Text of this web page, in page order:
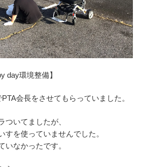
day環境整備】
会長をさせてもらっていました。
ついてましたが、
すを使っていませんでした。
いなかったです。